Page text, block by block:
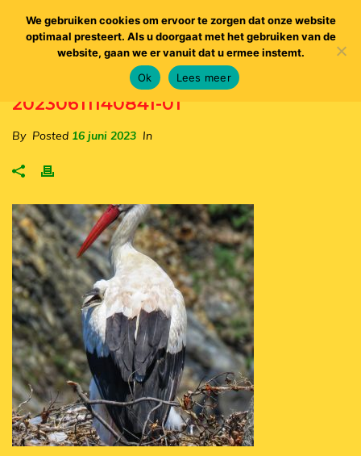
20230611140841-01
By Posted 16 juni 2023 In
We gebruiken cookies om ervoor te zorgen dat onze website
optimaal presteert. Als u doorgaat met het gebruiken van de
website, gaan we er vanuit dat u ermee instemt.
Ok
Lees meer